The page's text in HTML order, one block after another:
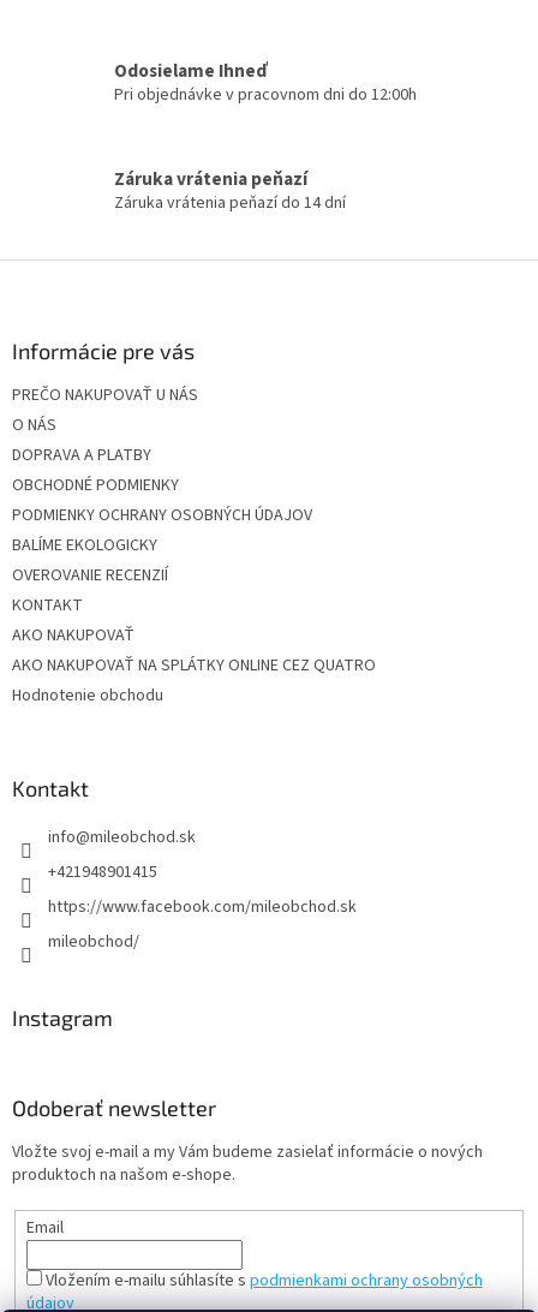
Odosielame Ihneď
Pri objednávke v pracovnom dni do 12:00h
Záruka vrátenia peňazí
Záruka vrátenia peňazí do 14 dní
Informácie pre vás
PREČO NAKUPOVAŤ U NÁS
O NÁS
DOPRAVA A PLATBY
OBCHODNÉ PODMIENKY
PODMIENKY OCHRANY OSOBNÝCH ÚDAJOV
BALÍME EKOLOGICKY
OVEROVANIE RECENZIÍ
KONTAKT
AKO NAKUPOVAŤ
AKO NAKUPOVAŤ NA SPLÁTKY ONLINE CEZ QUATRO
Hodnotenie obchodu
Kontakt
info@mileobchod.sk
+421948901415
https://www.facebook.com/mileobchod.sk
mileobchod/
Instagram
Odoberať newsletter
Vložte svoj e-mail a my Vám budeme zasielať informácie o nových
produktoch na našom e-shope.
Email
Vložením e-mailu súhlasíte s podmienkami ochrany osobných
údajov